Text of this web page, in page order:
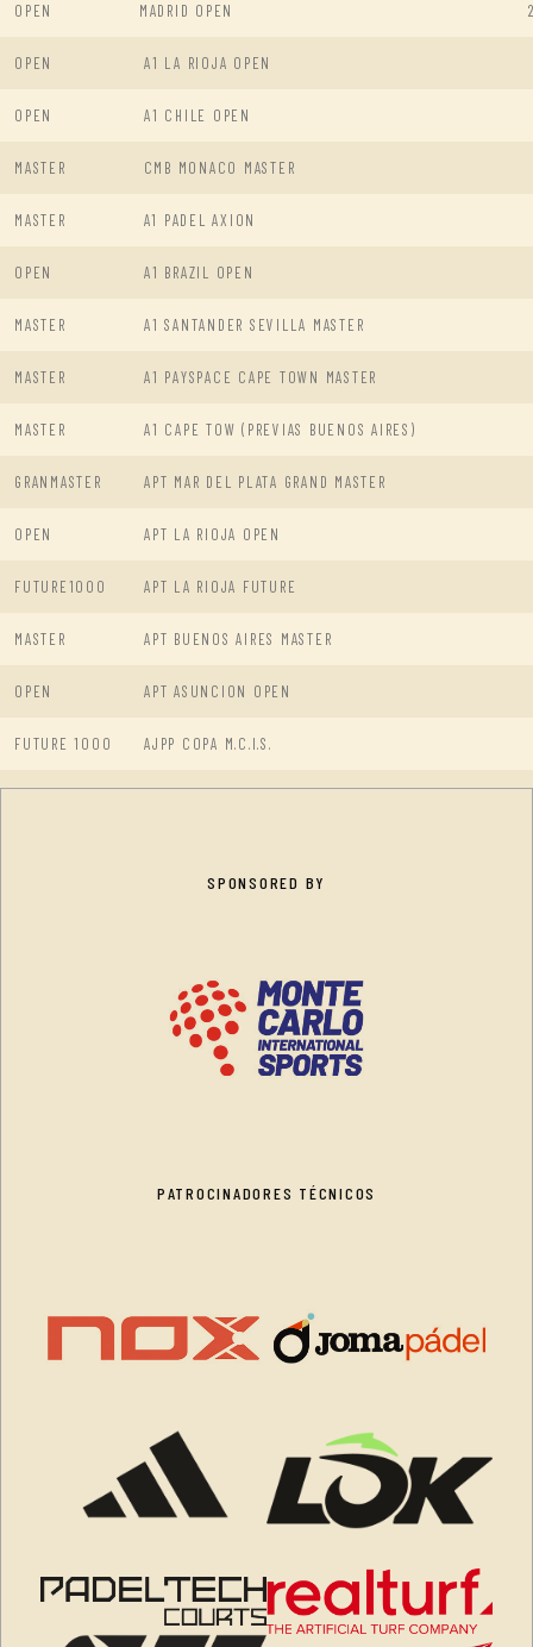
OPEN MADRID OPEN
OPEN A1 LA RIOJA OPEN
OPEN A1 CHILE OPEN
MASTER CMB MONACO MASTER
MASTER A1 PADEL AXION
OPEN A1 BRAZIL OPEN
MASTER A1 SANTANDER SEVILLA MASTER
MASTER A1 PAYSPACE CAPE TOWN MASTER
MASTER A1 CAPE TOW (PREVIAS BUENOS AIRES)
GRANMASTER APT MAR DEL PLATA GRAND MASTER
OPEN APT LA RIOJA OPEN
FUTURE1000 APT LA RIOJA FUTURE
MASTER APT BUENOS AIRES MASTER
OPEN APT ASUNCION OPEN
FUTURE 1000 AJPP COPA M.C.I.S.
SPONSORED BY
PATROCINADORES TÉCNICOS